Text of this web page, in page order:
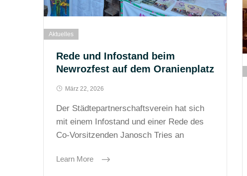
Aktuelles
Rede und Infostand beim
Newrozfest auf dem Oranienplatz
März 22, 2026
Der Städtepartnerschaftsverein hat sich
mit einem Infostand und einer Rede des
Co-Vorsitzenden Janosch Tries an
Learn More